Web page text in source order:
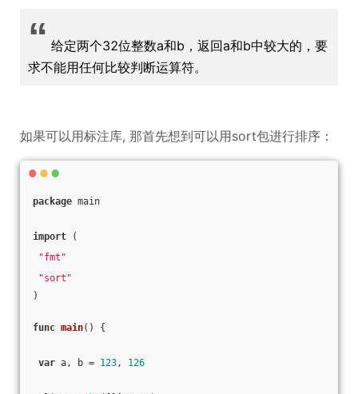
“ 给定两个32位整数a和b，返回a和b中较大的，要
求不能用任何比较判断运算符。
如果可以用标注库, 那首先想到可以用sort包进行排序：
package main
import (
"fmt"
"sort"
)
func main() {
var a, b = 123, 126